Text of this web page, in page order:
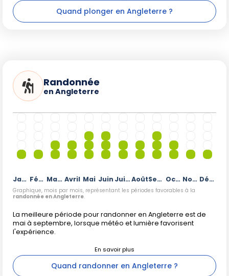
Quand plonger en Angleterre ?
Randonnée
en Angleterre
Janvier Février Mars Avril Mai Juin JuilletAoût Septembre Octobre Novembre Décembre
Graphique, mois par mois, représentant les périodes favorables à la
randonnée en Angleterre.
La meilleure période pour randonner en Angleterre est de
mai à septembre, lorsque météo et lumière favorisent
l'expérience.
Quand randonner en Angleterre ?